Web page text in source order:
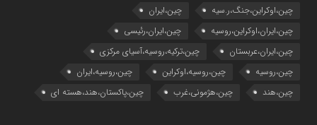
چین،اوکراین،جنگ،ر.سیه
چین،ایران
چین،ایران،اوکراین،روسیه
چین،ایران،رئیسی
چین،ایران،عربستان
چین،ترکیه،روسیه،آسیای مرکزی
چین،روسیه
چین،روسیه،اوکراین
چین،روسیه،ایران
چین،هند
چین،هژمونی،غرب چین،پاکستان،هند،هسته ای